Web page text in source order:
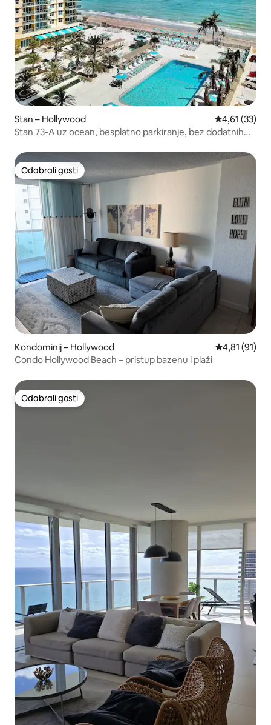
Stan – Hollywood Prosječna
4,61 (33)
Stan 73-A uz ocean, besplatno parkiranje, bez dodatnih
Odabrali gosti
Odabrali gosti
Kondominij – Hollywood Prosječna
4,81 (91)
Condo Hollywood Beach – pristup bazenu i plaži
Odabrali gosti
Odabrali gosti